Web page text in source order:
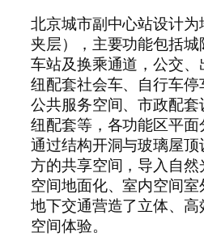
北京城市副中心站设计
夹层），主要功能包括
车站及换乘通道，公交
纽配套社会车、自行车停
公共服务空间、市政配
纽配套等，各功能区平面
通过结构开洞与玻璃屋
方的共享空间，导入自
空间地面化、室内空间
地下交通营造了立体、
空间体验。